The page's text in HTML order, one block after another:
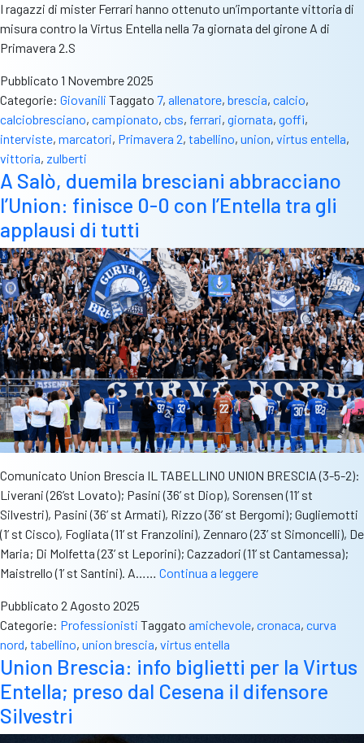
I ragazzi di mister Ferrari hanno ottenuto un’importante vittoria di
misura contro la Virtus Entella nella 7a giornata del girone A di
Primavera 2.S
Pubblicato 1 Novembre 2025
Categorie: Giovanili Taggato 7, allenatore, brescia, calcio,
calciobresciano, campionato, cbs, ferrari, giornata, goffi,
interviste, marcatori, Primavera 2, tabellino, union, virtus entella,
vittoria, zulberti
A Salò, duemila bresciani abbracciano
l’Union: finisce 0-0 con l’Entella tra gli
applausi di tutti
Comunicato Union Brescia IL TABELLINO UNION BRESCIA (3-5-2):
Liverani (26’st Lovato); Pasini (36’ st Diop), Sorensen (11’ st
Silvestri), Pasini (36’ st Armati), Rizzo (36’ st Bergomi); Gugliemotti
(1’ st Cisco), Fogliata (11’ st Franzolini), Zennaro (23’ st Simoncelli), De
Maria; Di Molfetta (23’ st Leporini); Cazzadori (11’ st Cantamessa);
Maistrello (1’ st Santini). A…… Continua a leggereA
bresciani
l’Union:
finisce
Pubblicato 2 Agosto 2025
Categorie: Professionisti Taggato amichevole, cronaca, curva
nord, tabellino, union brescia, virtus entella
Union Brescia: info biglietti per la Virtus
Entella; preso dal Cesena il difensore
Silvestri